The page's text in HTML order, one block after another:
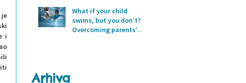
i
What if your child
swims, but you don’t?
Overcoming parents’
Arhiva